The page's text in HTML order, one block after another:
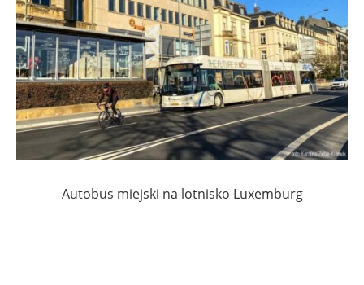
Autobus miejski na lotnisko Luxemburg